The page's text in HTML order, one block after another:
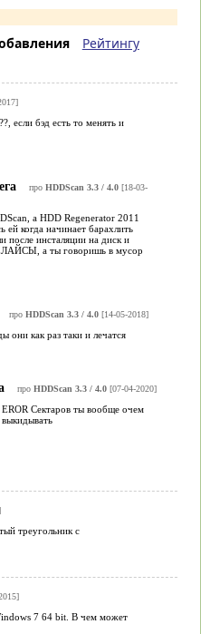
Рейтингу
если бэд есть то менять и
про HDDScan 3.3 / 4.0[18-03-
а HDD Regenerator 2011
ей когда начинает барахлить
после инсталяции на диск и
а ты говоришь в мусор
про HDDScan 3.3 / 4.0[14-05-2018]
они как раз таки и лечатся
про HDDScan 3.3 / 4.0[07-04-2020]
Сектаров ты вообще очем
треугольник с
7 64 bit. В чем может